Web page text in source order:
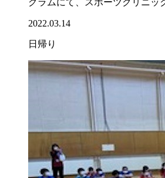
グラムにて、スポーツクリニッ
2022.03.14
日帰り